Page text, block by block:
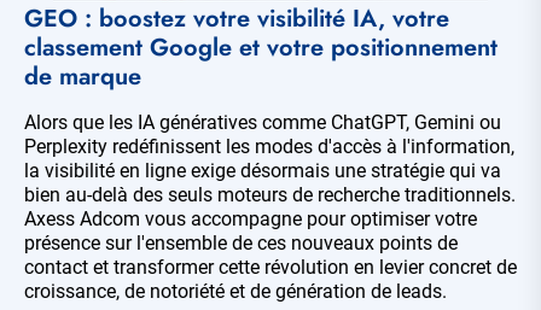
GEO : boostez votre visibilité IA, votre
classement Google et votre positionnement
de marque
Alors que les IA génératives comme ChatGPT, Gemini ou
Perplexity redéfinissent les modes d'accès à l'information,
la visibilité en ligne exige désormais une stratégie qui va
bien au-delà des seuls moteurs de recherche traditionnels.
Axess Adcom vous accompagne pour optimiser votre
présence sur l'ensemble de ces nouveaux points de
contact et transformer cette révolution en levier concret de
croissance, de notoriété et de génération de leads.